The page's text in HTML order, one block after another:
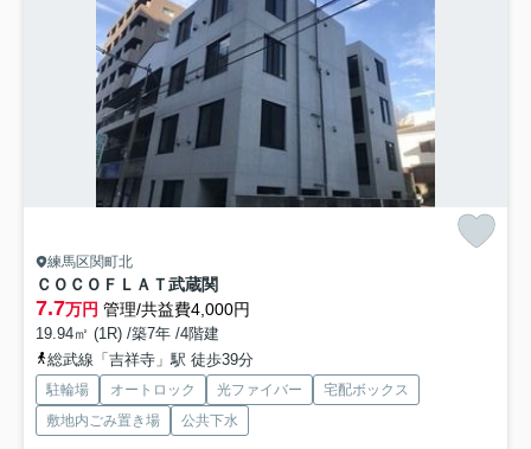
練馬区関町北
ＣＯＣＯＦＬＡＴ武蔵関
7.7万円 管理/共益費4,000円
19.94㎡ (1R) /築7年 /4階建
総武線「吉祥寺」駅 徒歩39分
駐輪場 オートロック 光ファイバー
宅配ボックス
敷地内ごみ置き場
公共下水